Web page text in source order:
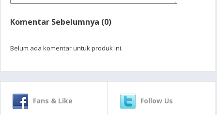
Komentar Sebelumnya (0)
Belum ada komentar untuk produk ini.
Fans & Like Follow Us